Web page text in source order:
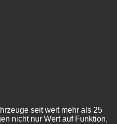
seit weit mehr als 25
nicht nur Wert auf Funktion,